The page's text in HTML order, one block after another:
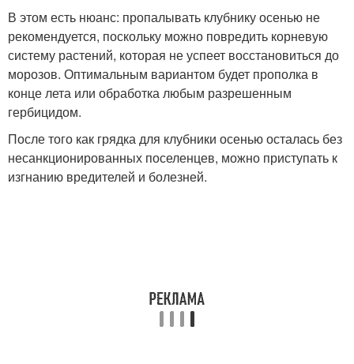
В этом есть нюанс: пропалывать клубнику осенью не
рекомендуется, поскольку можно повредить корневую
систему растений, которая не успеет восстановиться до
морозов. Оптимальным вариантом будет прополка в
конце лета или обработка любым разрешенным
гербицидом.
После того как грядка для клубники осенью осталась без
несанкционированных поселенцев, можно приступать к
изгнанию вредителей и болезней.